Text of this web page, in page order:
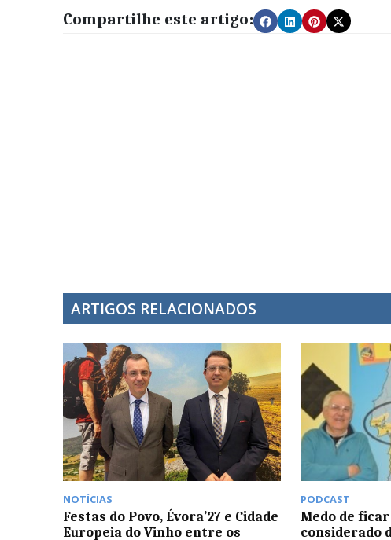
Compartilhe este artigo:
ARTIGOS RELACIONADOS
NOTÍCIAS
Festas do Povo, Évora’27 e Cidade
Europeia do Vinho entre os
PODCAST
Medo de
considerado